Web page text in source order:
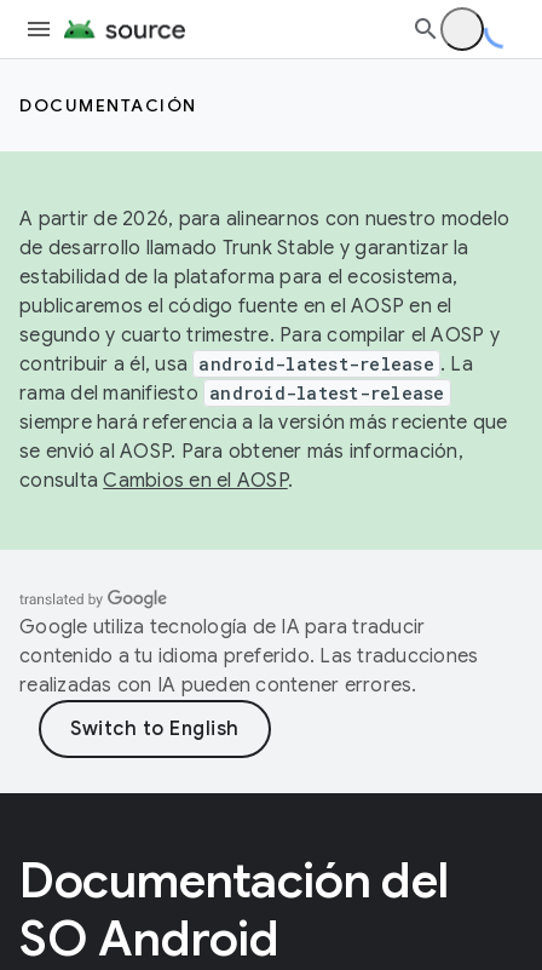
DOCUMENTACIÓN
A partir de 2026, para alinearnos con nuestro modelo
de desarrollo llamado Trunk Stable y garantizar la
estabilidad de la plataforma para el ecosistema,
publicaremos el código fuente en el AOSP en el
segundo y cuarto trimestre. Para compilar el AOSP y
contribuir a él, usa android-latest-release . La
rama del manifiesto android-latest-release
siempre hará referencia a la versión más reciente que
se envió al AOSP. Para obtener más información,
consultaCambios en el AOSP.
Google utiliza tecnología de IA para traducir
contenido a tu idioma preferido. Las traducciones
realizadas con IA pueden contener errores.
Documentación del
SO Android